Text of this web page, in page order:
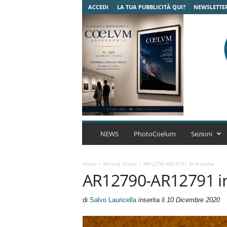
ACCEDI LA TUA PUBBLICITÀ QUI?
C
u
m
A
r
NEWS PhotoCoelum Sezioni
Home > Attività Solare > AR12790-AR12791 In H-Alpha
AR12790-AR12791
di Salvo Lauricellainserita il 10 Dicembre 2020